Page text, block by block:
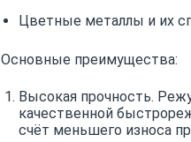
Цветные металлы и их
Основные преимущества:
Высокая прочность.
качественной
счёт меньшего износа